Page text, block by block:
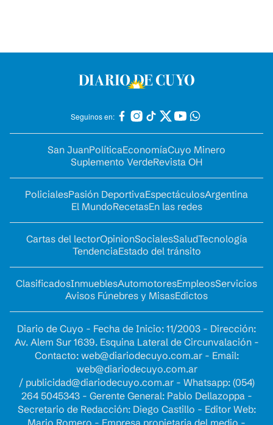
Seguinos en:
San JuanPolíticaEconomíaCuyo Minero
Suplemento VerdeRevista OH
PolicialesPasión DeportivaEspectáculosArgentina
El MundoRecetasEn las redes
Cartas del lectorOpinionSocialesSaludTecnología
TendenciaEstado del tránsito
ClasificadosInmueblesAutomotoresEmpleosServicios
Avisos Fúnebres y MisasEdictos
Diario de Cuyo - Fecha de Inicio: 11/2003 - Dirección:
Av. Alem Sur 1639. Esquina Lateral de Circunvalación -
Contacto: web@diariodecuyo.com.ar- Email:
web@diariodecuyo.com.ar
/ publicidad@diariodecuyo.com.ar- Whatsapp: (054)
264 5045343 - Gerente General: Pablo Dellazoppa -
Secretario de Redacción: Diego Castillo - Editor Web: